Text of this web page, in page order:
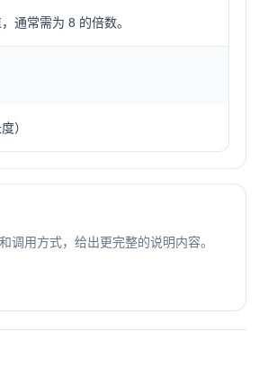
通常需为 8 的倍数。
）
调用方式，给出更完整的说明内容。